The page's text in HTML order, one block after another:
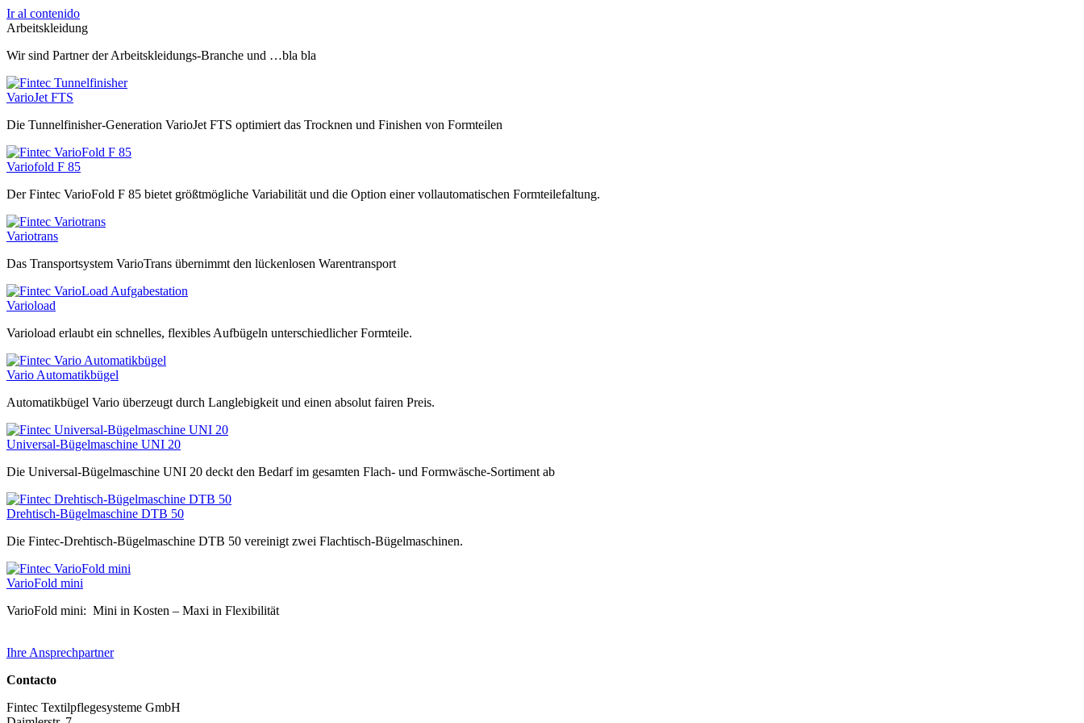
Ir al contenido
Arbeitskleidung
Wir sind Partner der Arbeitskleidungs-Branche und …bla bla
VarioJet FTS
Die Tunnelfinisher-Generation VarioJet FTS optimiert das Trocknen und Finishen von Formteilen
Variofold F 85
Der Fintec VarioFold F 85 bietet größtmögliche Variabilität und die Option einer vollautomatischen Formteilefaltung.
Variotrans
Das Transportsystem VarioTrans übernimmt den lückenlosen Warentransport
Varioload
Varioload erlaubt ein schnelles, flexibles Aufbügeln unterschiedlicher Formteile.
Vario Automatikbügel
Automatikbügel Vario überzeugt durch Langlebigkeit und einen absolut fairen Preis.
Universal-Bügelmaschine UNI 20
Die Universal-Bügelmaschine UNI 20 deckt den Bedarf im gesamten Flach- und Formwäsche-Sortiment ab
Drehtisch-Bügelmaschine DTB 50
Die Fintec-Drehtisch-Bügelmaschine DTB 50 vereinigt zwei Flachtisch-Bügelmaschinen.
VarioFold mini
VarioFold mini: Mini in Kosten – Maxi in Flexibilität
Ihre Ansprechpartner
Contacto
Fintec Textilpflegesysteme GmbH